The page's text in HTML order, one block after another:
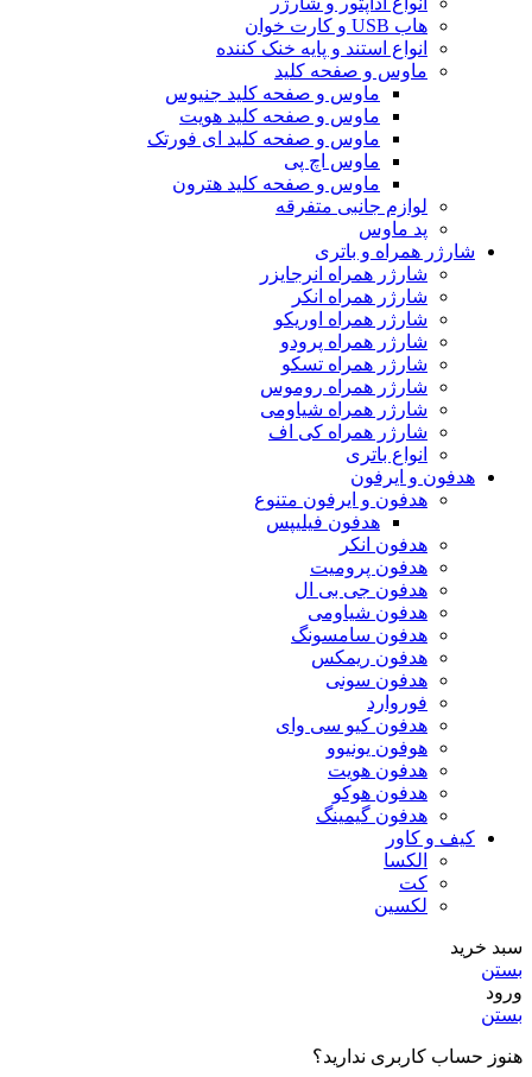
هاب USB و کارت خوان
انواع استند و پایه خنک کننده
ماوس و صفحه کلید
ماوس و صفحه کلید جنیوس
ماوس و صفحه کلید هویت
ماوس و صفحه کلید ای فورتک
ماوس اچ پی
ماوس و صفحه کلید هترون
لوازم جانبی متفرقه
پد ماوس
شارژر همراه و باتری
شارژر همراه انرجایزر
شارژر همراه انکر
شارژر همراه اوریکو
شارژر همراه پرودو
شارژر همراه تسکو
شارژر همراه روموس
شارژر همراه شیاومی
شارژر همراه کی اف
انواع باتری
هدفون و ایرفون
هدفون و ایرفون متنوع
هدفون فیلیپس
هدفون انکر
هدفون پرومیت
هدفون جی بی ال
هدفون شیاومی
هدفون سامسونگ
هدفون ریمکس
هدفون سونی
فوروارد
هدفون کیو سی وای
هوفون یونیوو
هدفون هویت
هدفون هوکو
هدفون گیمینگ
کیف و کاور
الکسا
کت
لکسین
سبد خرید
بستن
ورود
بستن
هنوز حساب کاربری ندارید؟